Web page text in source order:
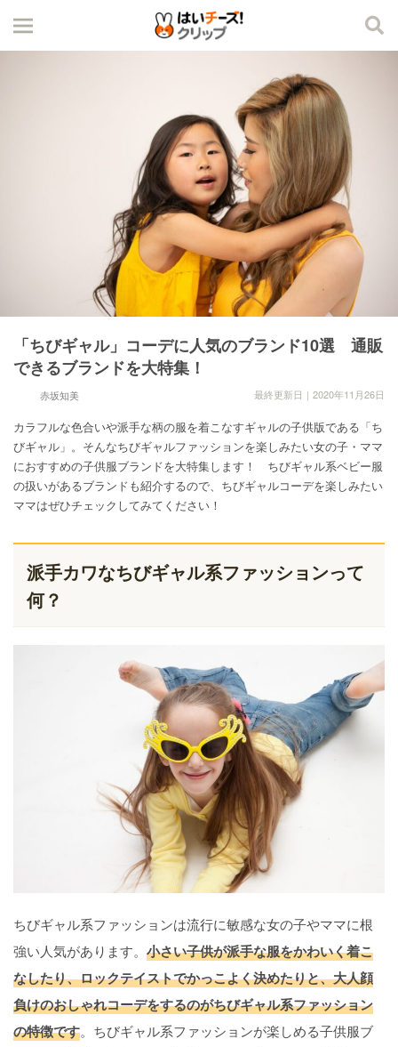
「ちびギャル」コーデに人気のブランド10選 通販
できるブランドを大特集！
赤坂知美 最終更新日｜2020年11月26日
カラフルな色合いや派手な柄の服を着こなすギャルの子供版である「ち
びギャル」。そんなちびギャルファッションを楽しみたい女の子・ママ
におすすめの子供服ブランドを大特集します！ ちびギャル系ベビー服
の扱いがあるブランドも紹介するので、ちびギャルコーデを楽しみたい
ママはぜひチェックしてみてください！
派手カワなちびギャル系ファッションって
何？
ちびギャル系ファッションは流行に敏感な女の子やママに根
強い人気があります。 小さい子供が派手な服をかわいく着こ
なしたり、ロックテイストでかっこよく決めたりと、大人顔
負けのおしゃれコーデをするのがちびギャル系ファッション
の特徴です。ちびギャル系ファッションが楽しめる子供服ブ